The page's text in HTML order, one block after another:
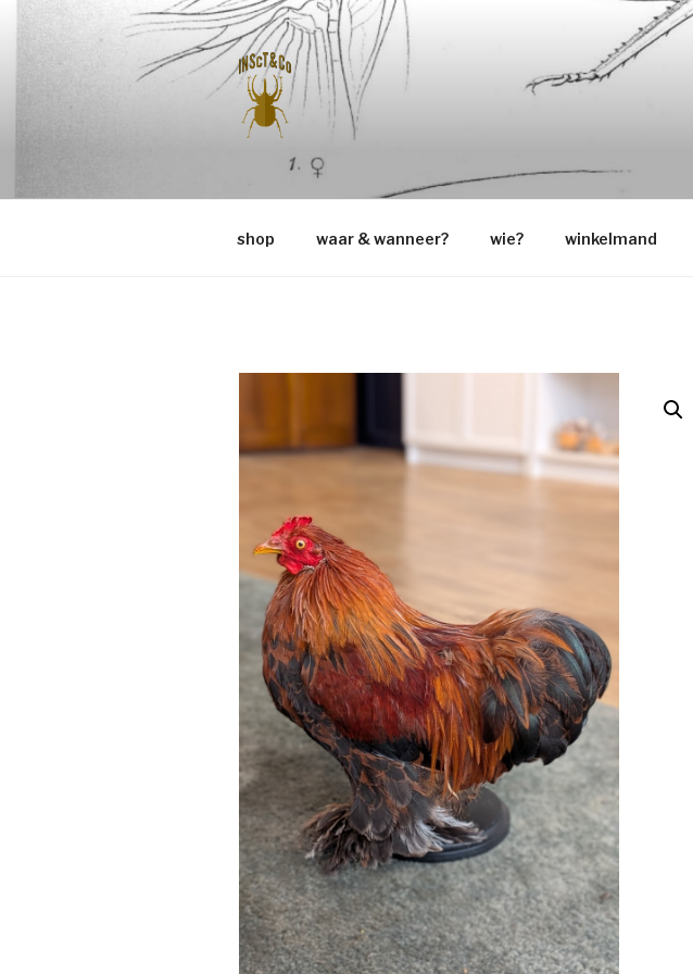
Naar
INSCT & CO
shop waar & wanneer? wie? winkelmand